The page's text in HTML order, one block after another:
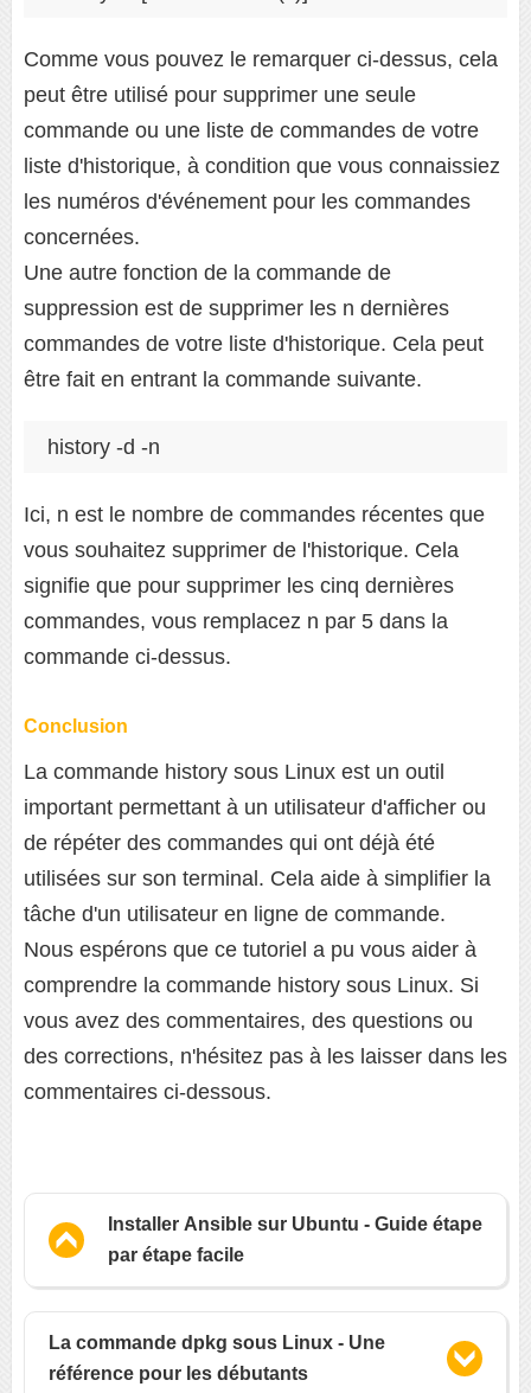
Comme vous pouvez le remarquer ci-dessus, cela
peut être utilisé pour supprimer une seule
commande ou une liste de commandes de votre
liste d'historique, à condition que vous connaissiez
les numéros d'événement pour les commandes
concernées.
Une autre fonction de la commande de
suppression est de supprimer les n dernières
commandes de votre liste d'historique. Cela peut
être fait en entrant la commande suivante.
Ici, n est le nombre de commandes récentes que
vous souhaitez supprimer de l'historique. Cela
signifie que pour supprimer les cinq dernières
commandes, vous remplacez n par 5 dans la
commande ci-dessus.
Conclusion
La commande history sous Linux est un outil
important permettant à un utilisateur d'afficher ou
de répéter des commandes qui ont déjà été
utilisées sur son terminal. Cela aide à simplifier la
tâche d'un utilisateur en ligne de commande.
Nous espérons que ce tutoriel a pu vous aider à
comprendre la commande history sous Linux. Si
vous avez des commentaires, des questions ou
des corrections, n'hésitez pas à les laisser dans les
commentaires ci-dessous.
Installer Ansible sur Ubuntu - Guide étape
par étape facile
La commande dpkg sous Linux - Une
référence pour les débutants